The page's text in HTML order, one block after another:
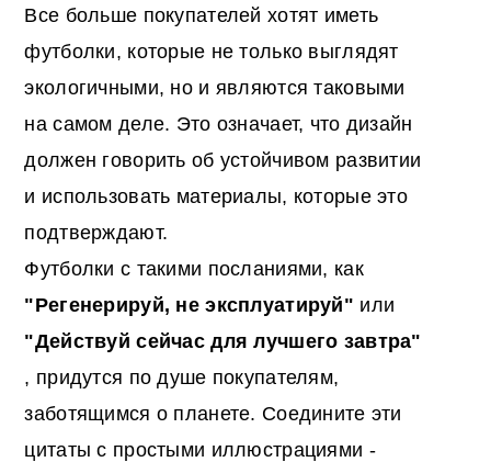
Все больше покупателей хотят иметь
футболки, которые не только выглядят
экологичными, но и являются таковыми
на самом деле. Это означает, что дизайн
должен говорить об устойчивом развитии
и использовать материалы, которые это
подтверждают.
Футболки с такими посланиями, как
"Регенерируй, не эксплуатируй" или
"Действуй сейчас для лучшего завтра"
, придутся по душе покупателям,
заботящимся о планете. Соедините эти
цитаты с простыми иллюстрациями -